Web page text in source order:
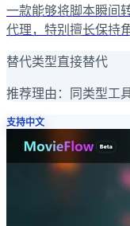
一款能够将脚本瞬间
代理，特别擅长保持
替代类型直接替代
推荐理由： 同类型工
支持中文